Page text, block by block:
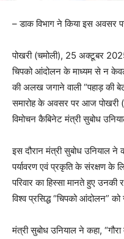
– डाक विभाग ने किया इस अवसर
पोखरी (चमोली), 25 अक्टूबर
चिपको आंदोलन के माध्यम से न केवल
की अलख जगाने वाली “पहाड़ की
समारोह के अवसर पर आज पोखरी
विमोचन कैबिनेट मंत्री सुबोध
इस दौरान मंत्री सुबोध उनियाल ने
पर्यावरण एवं प्रकृति के संरक्षण के
परिवार का हिस्सा मानते हुए
विश्व प्रसिद्ध “चिपको आंदोलन” को
मंत्री सुबोध उनियाल ने कहा,